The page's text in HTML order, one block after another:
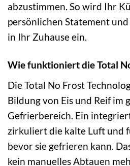
abzustimmen. So wird Ihr
persönlichen Statement
in Ihr Zuhause ein.
Wie funktioniert die Total
Die Total No Frost
Bildung von Eis und Reif im
Gefrierbereich. Ein
zirkuliert die kalte Luft und
bevor sie gefrieren kann.
kein manuelles Abtauen